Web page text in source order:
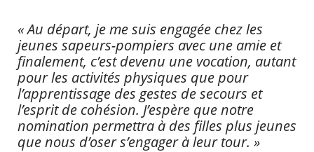
RECHERCHER ...
« Au départ, je me suis engagée chez les
jeunes sapeurs-pompiers avec une amie et
finalement, c’est devenu une vocation, autant
pour les activités physiques que pour
l’apprentissage des gestes de secours et
l’esprit de cohésion. J’espère que notre
nomination permettra à des filles plus jeunes
que nous d’oser s’engager à leur tour. »